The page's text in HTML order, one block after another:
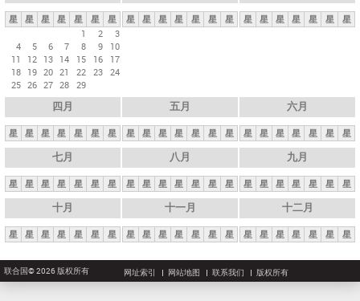
星 星 星 星 星 星
星
1
2
3
4
5 6 7 8 9
10
11
12 13 14 15 16
17
18 19 20 21 22 23 24
25 26 27 28 29
星 星 星 星 星 星 星 星 星 星 星 星 星 星
四月
星 星 星 星 星 星 星
五月
星 星 星 星 星 星 星
六月
星 星 星 星 星 星 星
七月
星 星 星 星 星 星 星
八月
星 星 星 星 星 星 星
九月
星 星 星 星 星 星 星
十月
星 星 星 星 星 星 星
十一月
星 星 星 星 星 星 星
十二月
星 星 星 星 星 星 星
联合国© 2026 版权所有 网址索引 网站地图 联系我们 版权所有